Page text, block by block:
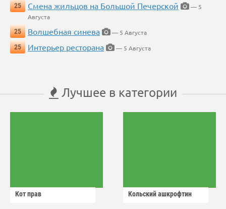
25
Смена жильцов на Большой Печерской
— 5
Августа
25
Волшебная синева
— 5 Августа
25
Интерьер ресторана — 5 Августа
Лучшее в категории
Кот прав Кольский ашкрофтин